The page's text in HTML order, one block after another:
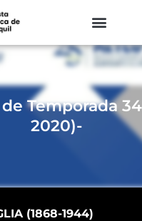
Temporada
2020)-
(1868-1944)